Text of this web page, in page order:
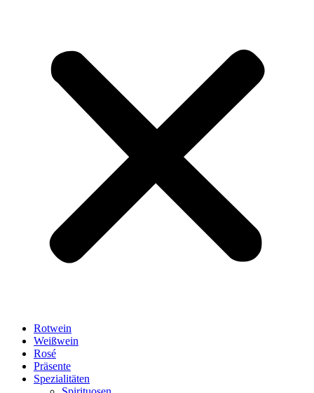
Rotwein
Weißwein
Rosé
Präsente
Spezialitäten